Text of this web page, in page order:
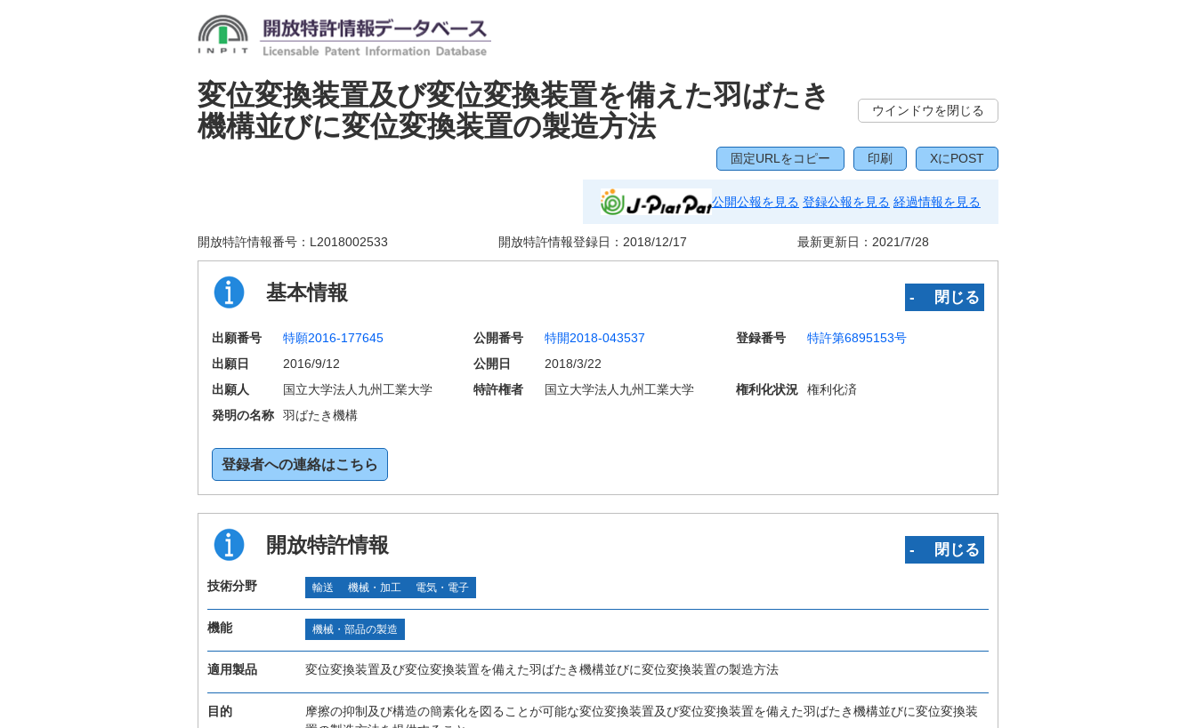
変位変換装置及び変位変換装置を備えた羽ばたき
機構並びに変位変換装置の製造方法
ウインドウを閉じる
固定URLをコピー 印刷 XにPOST
公開公報を見る 登録公報を見る 経過情報を見る
開放特許情報番号： L2018002533 開放特許情報登録日： 2018/12/17 最新更新日： 2021/7/28
基本情報 ‐ 閉じる
出願番号 特願2016-177645 公開番号 特開2018-043537 登録番号
特許第6895153号
出願日
2016/9/12 公開日
2018/3/22
出願人
国立大学法人九州工業大学 特許権者 国立大学法人九州工業大学 権利化状況
権利化済
発明の名称
羽ばたき機構
登録者への連絡はこちら
開放特許情報 ‐ 閉じる
技術分野 輸送 機械・加工 電気・電子
機能 機械・部品の製造
適用製品 変位変換装置及び変位変換装置を備えた羽ばたき機構並びに変位変換装置の製造方法
目的
摩擦の抑制及び構造の簡素化を図ることが可能な変位変換装置及び変位変換装置を備えた羽ばたき機構並びに変位変換装